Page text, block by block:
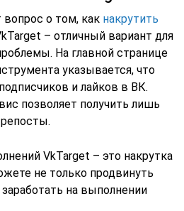
вопрос о том, как накрутить
– отличный вариант для
На главной странице
указывается, что
и лайков в ВК.
позволяет получить лишь
VkTarget – это накрутка
не только продвинуть
на выполнении